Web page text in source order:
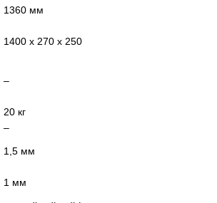
1360 мм
1400 x 270 x 250
–
20 кг
–
1,5 мм
1 мм